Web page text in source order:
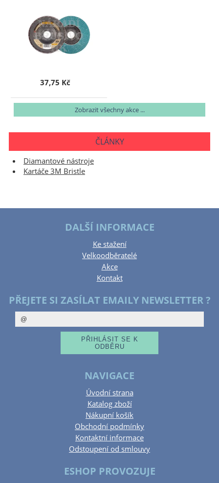
37,75 Kč
Zobrazit všechny akce ...
ČLÁNKY
Diamantové nástroje
Kartáče 3M Bristle
DALŠÍ INFORMACE
Ke stažení
Velkoodběratelé
Akce
Kontakt
PŘEJETE SI ZASÍLAT EMAILY NEWSLETTER ?
NAVIGACE
Úvodní strana
Katalog zboží
Nákupní košík
Obchodní podmínky
Kontaktní informace
Odstoupení od smlouvy
ESHOP PROVOZUJE